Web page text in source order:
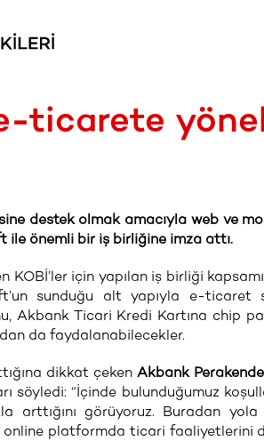
ticarete
destek olmak amacıyla web ve
ile önemli bir iş birliğine imza attı.
için yapılan iş birliği
sunduğu alt yapıyla e-ticaret
Akbank Ticari Kredi Kartına chip
da faydalanabilecekler.
dikkat çeken Akbank
söyledi: “İçinde bulunduğumuz
arttığını görüyoruz. Buradan
online platformda ticari faaliyetlerini